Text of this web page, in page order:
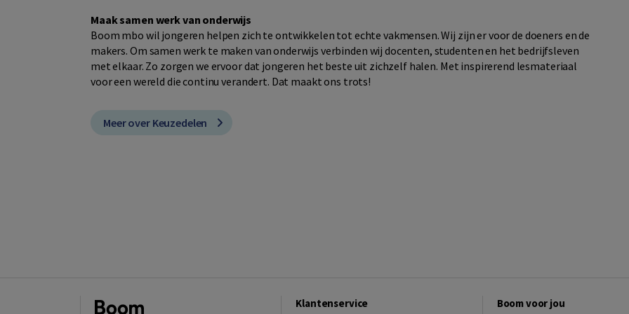
Maak samen werk van onderwijs
Boom mbo wil jongeren helpen zich te ontwikkelen tot echte vakmensen. Wij zijn er voor de doeners en de
makers. Om samen werk te maken van onderwijs verbinden wij docenten, studenten en het bedrijfsleven
met elkaar. Zo zorgen we ervoor dat jongeren het beste uit zichzelf halen. Met inspirerend lesmateriaal
voor een wereld die continu verandert. Dat maakt ons trots!
Meer over Keuzedelen
Klantenservice Boom voor jou